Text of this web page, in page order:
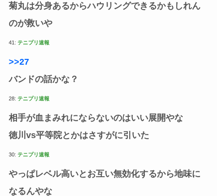
菊丸は分身あるからハウリングできるかもしれん
のが救いや
41: テニプリ速報
>>27
バンドの話かな？
28: テニプリ速報
相手が血まみれにならないのはいい展開やな
徳川vs平等院とかはさすがに引いた
30: テニプリ速報
やっぱレベル高いとお互い無効化するから地味に
なるんやな